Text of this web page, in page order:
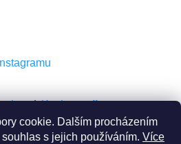
cookie. Dalším procházením
s jejich používáním. Více
Kosher-coffee.cz